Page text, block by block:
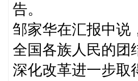
告。
邹家华在汇报中说
全国各族人民的团
深化改革进一步取